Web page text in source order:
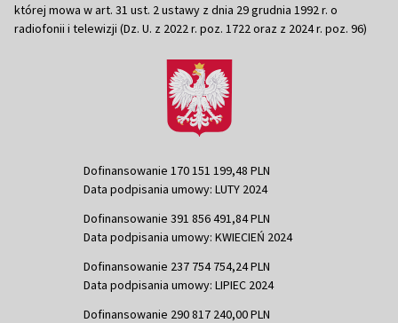
której mowa w art. 31 ust. 2 ustawy z dnia 29 grudnia 1992 r. o
radiofonii i telewizji (Dz. U. z 2022 r. poz. 1722 oraz z 2024 r. poz. 96)
Dofinansowanie 170 151 199,48 PLN
Data podpisania umowy: LUTY 2024
Dofinansowanie 391 856 491,84 PLN
Data podpisania umowy: KWIECIEŃ 2024
Dofinansowanie 237 754 754,24 PLN
Data podpisania umowy: LIPIEC 2024
Dofinansowanie 290 817 240,00 PLN